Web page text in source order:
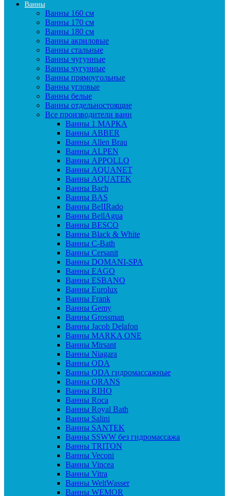
Ванны
Ванны 160 см
Ванны 170 см
Ванны 180 см
Ванны акриловые
Ванны стальные
Ванны чугунные
Ванны чугунные
Ванны прямоугольные
Ванны угловые
Ванны белые
Ванны отдельностоящие
Все производители ванн
Ванны 1 МАРКА
Ванны ABBER
Ванны Allen Brau
Ванны ALPEN
Ванны APPOLLO
Ванны AQUANET
Ванны AQUATEK
Ванны Bach
Ванны BAS
Ванны BeIIRado
Ванны BellAgua
Ванны BESCO
Ванны Black & White
Ванны C-Bath
Ванны Cersanit
Ванны DOMANI-SPA
Ванны EAGO
Ванны ESBANO
Ванны Eurolux
Ванны Frank
Ванны Gemy
Ванны Grossman
Ванны Jacob Delafon
Ванны MARKA ONE
Ванны Mirsant
Ванны Niagara
Ванны ODA
Ванны ODA гидромассажные
Ванны ORANS
Ванны RIHO
Ванны Roca
Ванны Royal Bath
Ванны Salini
Ванны SANTEK
Ванны SSWW без гидромассажа
Ванны TRITON
Ванны Veconi
Ванны Vincea
Ванны Vitra
Ванны WeltWasser
Ванны WEMOR